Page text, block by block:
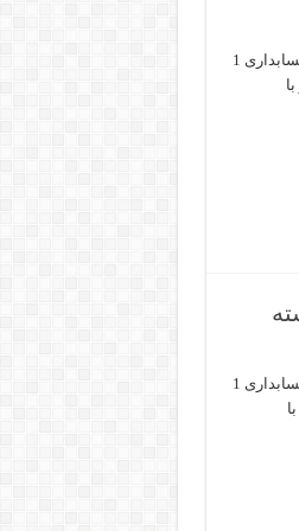
دانلود رایگان و مستقیم نمونه سوال اصول حسابداری 1
با
1 نیمسال اول 96 – 97 رشته
دانلود رایگان و مستقیم نمونه سوال اصول حسابداری 1